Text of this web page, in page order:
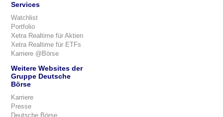
Services
Watchlist
Portfolio
Xetra Realtime für Aktien
Xetra Realtime für ETFs
Karriere @Börse
Weitere Websites der
Gruppe Deutsche
Börse
Karriere
Presse
Deutsche Börse